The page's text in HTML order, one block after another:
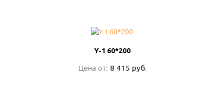
Y-1 60*200
Цена от: 8 415 руб.
Y-1 60*200
Цена от: 8 415 руб.